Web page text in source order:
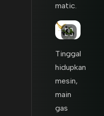
matic.
Tinggal
hidupkan
mesin,
main
gas